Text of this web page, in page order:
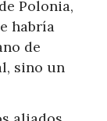
Polonia,
habría
de
sino un